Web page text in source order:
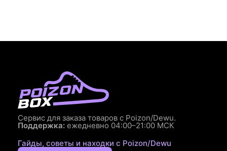
Сервис для заказа товаров с Poizon/Dewu.
Поддержка: ежедневно 04:00–21:00 МСК
Гайды, советы и находки с Poizon/Dewu